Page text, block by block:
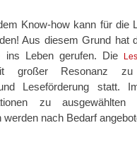
Know-how kann für die
Aus diesem Grund hat
ins Leben gerufen. Die
großer Resonanz
Leseförderung statt.
zu ausgewählten
werden nach Bedarf